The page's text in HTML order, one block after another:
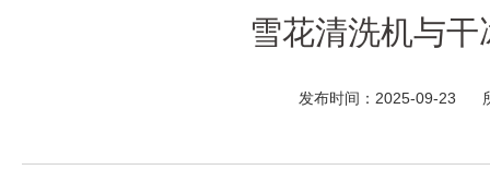
雪花清洗机与
发布时间：2025-09-23